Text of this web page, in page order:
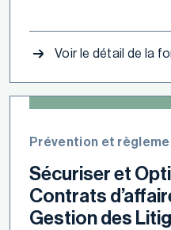
Voir le détail de la
Prévention et
Sécuriser et
Contrats
Gestion des